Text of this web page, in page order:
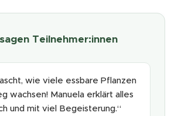
sagen Teilnehmer:innen
wie viele essbare Pflanzen
wachsen! Manuela erklärt alles
und mit viel Begeisterung.“